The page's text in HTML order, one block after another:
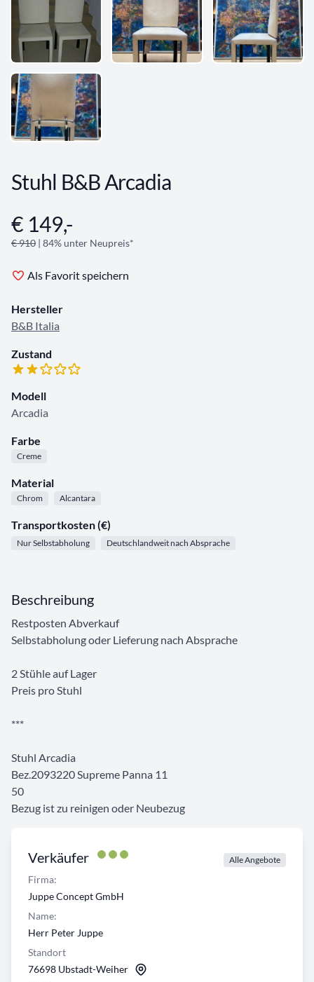
Stuhl B&B Arcadia
Angebotsinformationen
€ 149,-
€ 910 | 84% unter Neupreis*
Als Favorit speichern
Hersteller
B&B Italia
Zustand
Modell
Arcadia
Farbe
Creme
Material
Chrom Alcantara
Transportkosten (€)
Nur Selbstabholung Deutschlandweit nach Absprache
Verkäufer Alle Angebote
Firma:
Juppe Concept GmbH
Name:
Herr Peter Juppe
Standort
76698 Ubstadt-Weiher
Beschreibung
Restposten Abverkauf
Selbstabholung oder Lieferung nach Absprache
2 Stühle auf Lager
Preis pro Stuhl
***
Stuhl Arcadia
Bez.2093220 Supreme Panna 11
50
Bezug ist zu reinigen oder Neubezug